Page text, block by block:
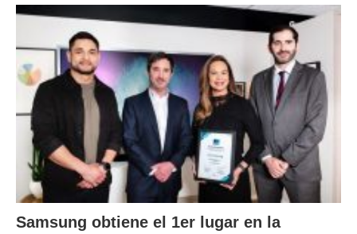
Samsung obtiene el 1er lugar en la